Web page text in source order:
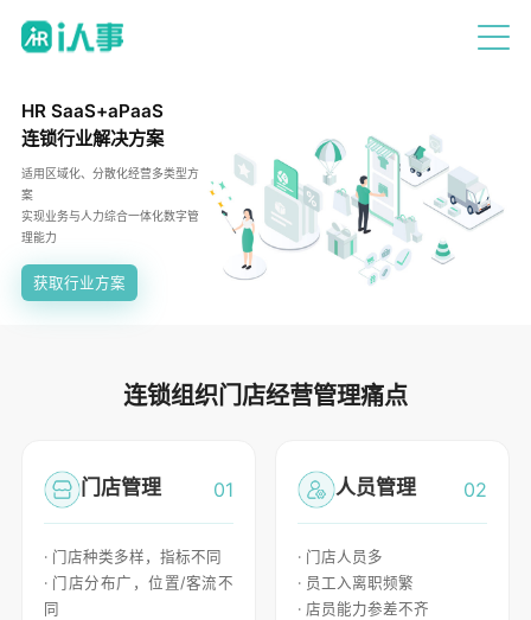
HR SaaS+aPaaS
连锁行业解决方案
适用区域化、分散化经营多类型方
案
实现业务与人力综合一体化数字管
理能力
获取行业方案
连锁组织门店经营管理痛点
门店管理 01
· 门店种类多样，指标不同
· 门店分布广，位置/客流不
同
人员管理 02
· 门店人员多
· 员工入离职频繁
· 店员能力参差不齐